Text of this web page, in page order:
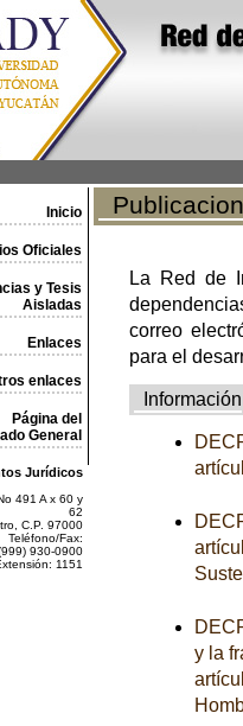
Inicio
Oficiales
y Tesis
Aisladas
Enlaces
enlaces
Página del
General
Jurídicos
491 A x 60 y
62
C.P. 97000
Teléfono/Fax:
930-0900
1151
La Red de
correo
para el
Información
y la